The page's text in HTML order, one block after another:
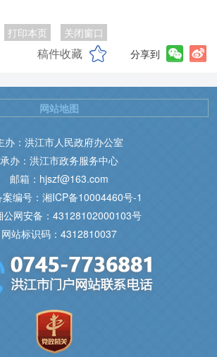
打印本页 关闭窗口
稿件收藏 分享到
办：洪江市人民政府办公室
承办：洪江市政务服务中心
邮箱：hjszf@163.com
案编号：湘ICP备10004460号-1
公网安备：43128102000103号
网站标识码：4312810037
网站地图